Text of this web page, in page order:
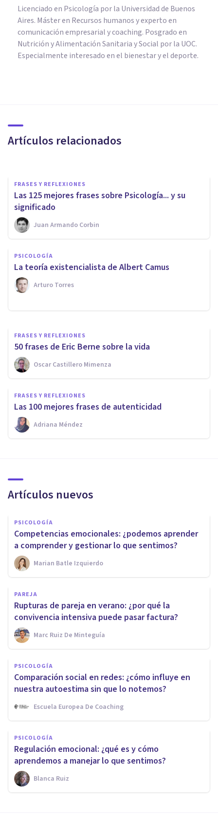
Licenciado en Psicología por la Universidad de Buenos
Aires. Máster en Recursos humanos y experto en
comunicación empresarial y coaching. Posgrado en
Nutrición y Alimentación Sanitaria y Social por la UOC.
Especialmente interesado en el bienestar y el deporte.
Artículos relacionados
Abraham Maslow
FRASES Y REFLEXIONES
Las 125 mejores frases sobre Psicología... y su
significado
Juan Armando Corbin
PSICOLOGÍA
La teoría existencialista de Albert Camus
Arturo Torres
La Terapia Centrada en el
Cliente de Carl Rogers
FRASES Y REFLEXIONES
50 frases de Eric Berne sobre la vida
Oscar Castillero Mimenza
FRASES Y REFLEXIONES
Las 100 mejores frases de autenticidad
Adriana Méndez
Artículos nuevos
PSICOLOGÍA
Competencias emocionales: ¿podemos aprender
a comprender y gestionar lo que sentimos?
Marian Batle Izquierdo
PAREJA
Rupturas de pareja en verano: ¿por qué la
convivencia intensiva puede pasar factura?
Marc Ruiz De Minteguía
PSICOLOGÍA
Comparación social en redes: ¿cómo influye en
nuestra autoestima sin que lo notemos?
Escuela Europea De Coaching
PSICOLOGÍA
Regulación emocional: ¿qué es y cómo
aprendemos a manejar lo que sentimos?
Blanca Ruiz